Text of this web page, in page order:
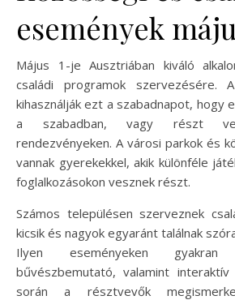
események
Május 1-je Ausztriában kiváló
családi programok szervezésére.
kihasználják ezt a szabadnapot, hogy
a szabadban, vagy részt
rendezvényeken. A városi parkok és
vannak gyerekekkel, akik különféle
foglalkozásokon vesznek részt.
Számos településen szerveznek
kicsik és nagyok egyaránt találnak
Ilyen eseményeken
bűvészbemutató, valamint interaktív
során a résztvevők